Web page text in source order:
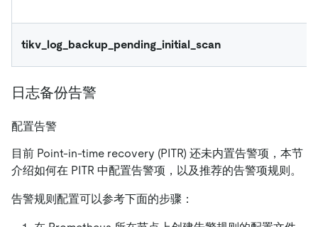
tikv_log_backup_pending_initial_scan
日志备份告警
配置告警
目前 Point-in-time recovery (PITR) 还未内置告警项，本节
介绍如何在 PITR 中配置告警项，以及推荐的告警项规则。
告警规则配置可以参考下面的步骤：